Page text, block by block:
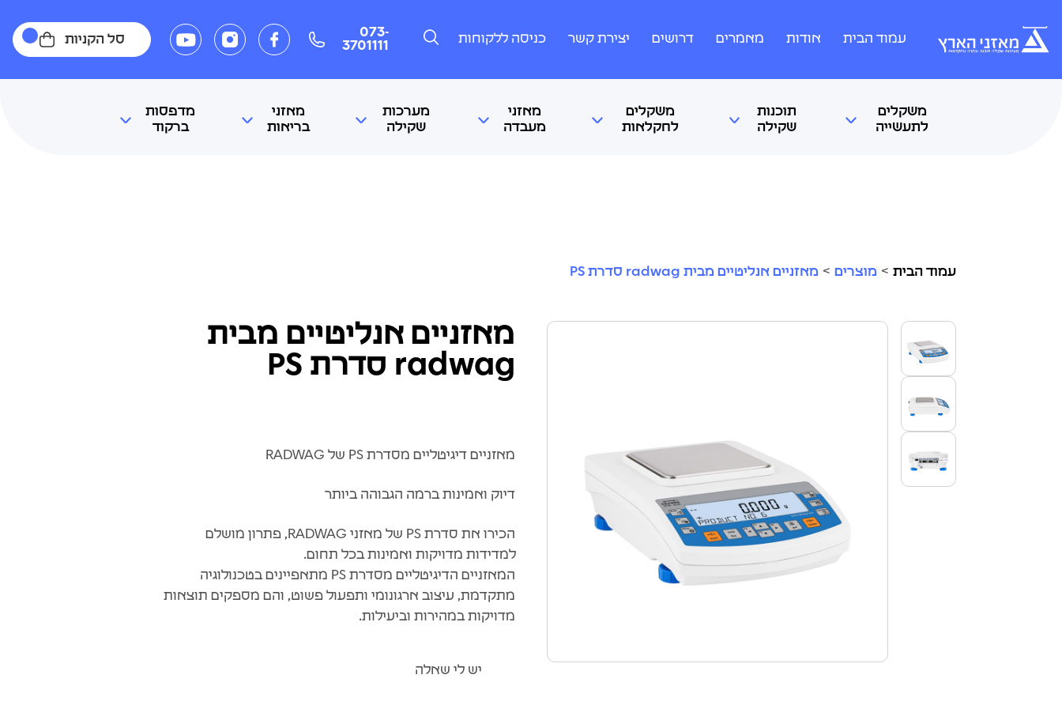
עמוד הבית אודות מאמרים דרושים יצירת קשר כניסה ללקוחות
073-
3701111
סל הקניות
משקלים
לתעשייה
תוכנות
שקילה
משקלים
לחקלאות
מאזני
מעבדה
מערכות
שקילה
מאזני
בריאות
מדפסות
ברקוד
עמוד הבית > מוצרים > מאזניים אנליטיים מבית radwag סדרת PS
מאזניים אנליטיים מבית
radwag סדרת PS
מאזניים דיגיטליים מסדרת PS של RADWAG
דיוק ואמינות ברמה הגבוהה ביותר
הכירו את סדרת PS של מאזני RADWAG, פתרון מושלם
למדידות מדויקות ואמינות בכל תחום.
המאזניים הדיגיטליים מסדרת PS מתאפיינים בטכנולוגיה
מתקדמת, עיצוב ארגונומי ותפעול פשוט, והם מספקים תוצאות
מדויקות במהירות וביעילות.
יש לי שאלה